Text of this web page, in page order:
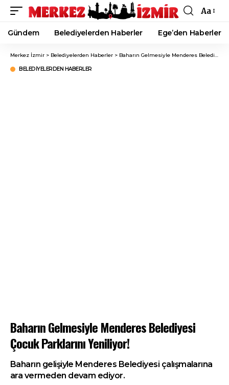
Font
Resizer
Aa
Gündem Belediyelerden Haberler Ege’den Haberler
Merkez İzmir > Belediyelerden Haberler > Baharın Gelmesiyle Menderes Belediyesi Çocuk Parklarını Yeniliyor!
BELEDIYELERDEN HABERLER
Baharın Gelmesiyle Menderes Belediyesi
Çocuk Parklarını Yeniliyor!
Baharın gelişiyle Menderes Belediyesi çalışmalarına
ara vermeden devam ediyor.